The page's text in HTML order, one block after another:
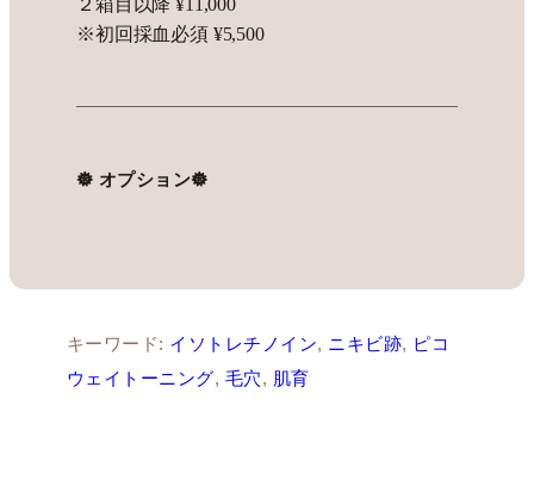
※初回採血必須 ¥5,500
𖣔 オプション𖣔
キーワード: イソトレチノイン, ニキビ跡, ピコ
ウェイトーニング, 毛穴, 肌育